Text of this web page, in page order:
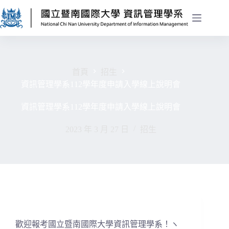
歡迎報考國立暨南國際大學資訊管理學系！ヽ